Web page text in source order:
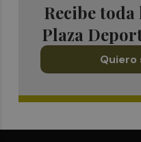
Recibe
Plaza